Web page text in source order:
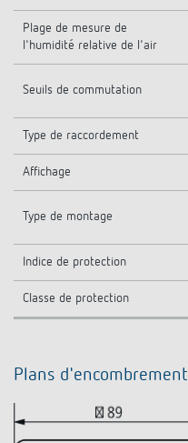
Plage de mesure de
l'humidité relative de l'air
Seuils de commutation
Type de raccordement
Affichage
Type de montage
Indice de protection
Classe de protection
Plans d'encombrement